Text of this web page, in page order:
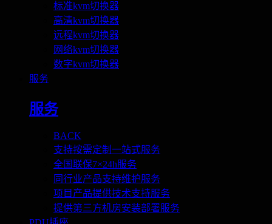
标准kvm切换器
高清kvm切换器
远程kvm切换器
网络kvm切换器
数字kvm切换器
服务
服务
BACK
支持按需定制一站式服务
全国联保7×24h服务
同行业产品支持维护服务
项目产品提供技术支持服务
提供第三方机房安装部署服务